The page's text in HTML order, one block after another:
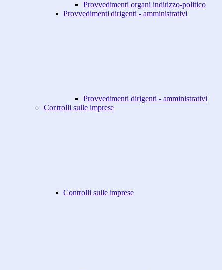
Provvedimenti organi indirizzo-politico
Provvedimenti dirigenti - amministrativi
Provvedimenti dirigenti - amministrativi
Controlli sulle imprese
Controlli sulle imprese